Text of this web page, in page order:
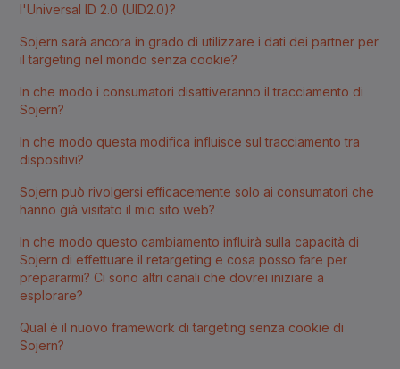
l'Universal ID 2.0 (UID2.0)?
Sojern sarà ancora in grado di utilizzare i dati dei partner per
il targeting nel mondo senza cookie?
In che modo i consumatori disattiveranno il tracciamento di
Sojern?
In che modo questa modifica influisce sul tracciamento tra
dispositivi?
Sojern può rivolgersi efficacemente solo ai consumatori che
hanno già visitato il mio sito web?
In che modo questo cambiamento influirà sulla capacità di
Sojern di effettuare il retargeting e cosa posso fare per
prepararmi? Ci sono altri canali che dovrei iniziare a
esplorare?
Qual è il nuovo framework di targeting senza cookie di
Sojern?